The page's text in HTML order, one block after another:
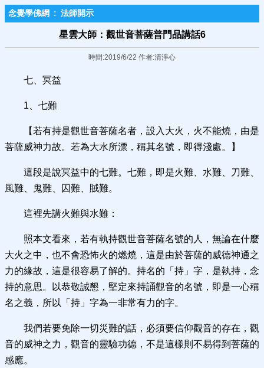
念覺學佛網 : 法師開示
星雲大師：觀世音菩薩普門品講話6
時間:2019/6/22 作者:清淨心
七、冥益
1、七難
【若有持是觀世音菩薩名者，設入大火，火不能燒，由是
菩薩威神力故。若為大水所漂，稱其名號，即得淺處。】
這段是說冥益中的七難。七難，即是火難、水難、刀難、
風難、鬼難、囚難、賊難。
這裡先講火難與水難：
照本文看來，若有執持觀世音菩薩名號的人，無論在什麼
大火之中，也不會恐怖火的燃燒，這是由於菩薩的威德神通之
力的緣故，這是很容易了解的。持名的「持」字，是執持，念
持的意思。以恭敬誠懇，堅定來持誦觀音的名號，即是一心稱
名之義，所以「持」字為一非常有力的字。
我們若要免除一切災難的話，必須要信仰觀音的存在，觀
音的威神之力，觀音的靈驗功德，不是這樣則不易得到菩薩的
感應。